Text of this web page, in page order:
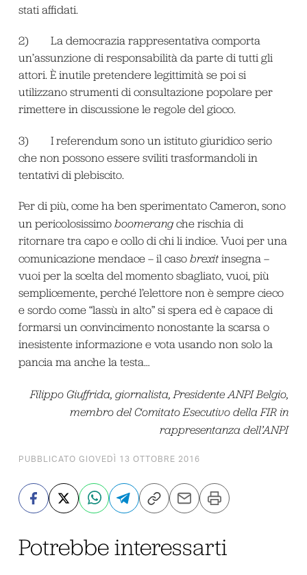
stati affidati.
2) La democrazia rappresentativa comporta
un’assunzione di responsabilità da parte di tutti gli
attori. È inutile pretendere legittimità se poi si
utilizzano strumenti di consultazione popolare per
rimettere in discussione le regole del gioco.
3) I referendum sono un istituto giuridico serio
che non possono essere sviliti trasformandoli in
tentativi di plebiscito.
Per di più, come ha ben sperimentato Cameron, sono
un pericolosissimo boomerangche rischia di
ritornare tra capo e collo di chi li indice. Vuoi per una
comunicazione mendace – il caso brexitinsegna –
vuoi per la scelta del momento sbagliato, vuoi, più
semplicemente, perché l’elettore non è sempre cieco
e sordo come “lassù in alto” si spera ed è capace di
formarsi un convincimento nonostante la scarsa o
inesistente informazione e vota usando non solo la
pancia ma anche la testa…
Filippo Giuffrida, giornalista, Presidente ANPI Belgio,
membro del Comitato Esecutivo della FIR in
rappresentanza dell’ANPI
PUBBLICATO GIOVEDÌ 13 OTTOBRE 2016
Potrebbe interessarti